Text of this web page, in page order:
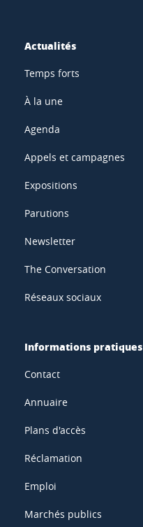
Actualités
Temps forts
À la une
Agenda
Appels et campagnes
Expositions
Parutions
Newsletter
The Conversation
Réseaux sociaux
Informations pratiques
Contact
Annuaire
Plans d'accès
Réclamation
Emploi
Marchés publics